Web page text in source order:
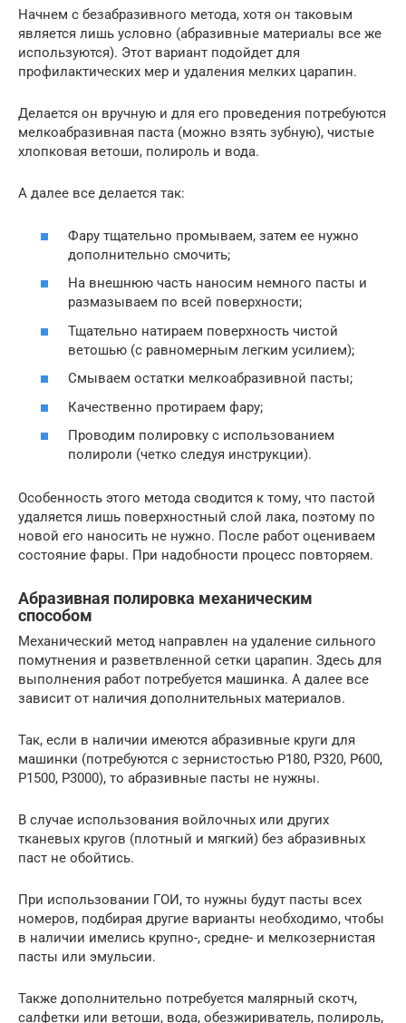
Начнем с безабразивного метода, хотя он таковым
является лишь условно (абразивные материалы все же
используются). Этот вариант подойдет для
профилактических мер и удаления мелких царапин.
Делается он вручную и для его проведения потребуются
мелкоабразивная паста (можно взять зубную), чистые
хлопковая ветоши, полироль и вода.
А далее все делается так:
Фару тщательно промываем, затем ее нужно
дополнительно смочить;
На внешнюю часть наносим немного пасты и
размазываем по всей поверхности;
Тщательно натираем поверхность чистой
ветошью (с равномерным легким усилием);
Смываем остатки мелкоабразивной пасты;
Качественно протираем фару;
Проводим полировку с использованием
полироли (четко следуя инструкции).
Особенность этого метода сводится к тому, что пастой
удаляется лишь поверхностный слой лака, поэтому по
новой его наносить не нужно. После работ оцениваем
состояние фары. При надобности процесс повторяем.
Абразивная полировка механическим
способом
Механический метод направлен на удаление сильного
помутнения и разветвленной сетки царапин. Здесь для
выполнения работ потребуется машинка. А далее все
зависит от наличия дополнительных материалов.
Так, если в наличии имеются абразивные круги для
машинки (потребуются с зернистостью Р180, Р320, Р600,
Р1500, Р3000), то абразивные пасты не нужны.
В случае использования войлочных или других
тканевых кругов (плотный и мягкий) без абразивных
паст не обойтись.
При использовании ГОИ, то нужны будут пасты всех
номеров, подбирая другие варианты необходимо, чтобы
в наличии имелись крупно-, средне- и мелкозернистая
пасты или эмульсии.
Также дополнительно потребуется малярный скотч,
салфетки или ветоши, вода, обезжириватель, полироль,